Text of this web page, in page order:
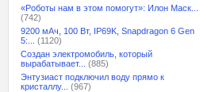
«Роботы нам в этом помогут»: Илон Маск...
(742)
9200 мАч, 100 Вт, IP69K, Snapdragon 6 Gen
5:...
(1120)
Создан электромобиль, который
вырабатывает...
(885)
Энтузиаст подключил воду прямо к
кристаллу...
(967)